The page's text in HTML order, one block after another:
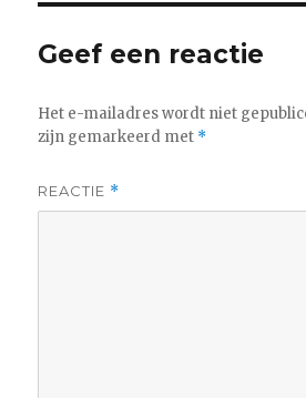
Geef een reactie
Het e-mailadres wordt niet
zijn gemarkeerd met *
REACTIE *